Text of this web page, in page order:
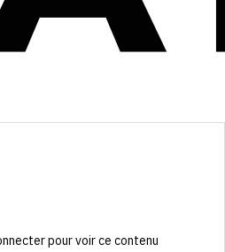
pour voir ce contenu